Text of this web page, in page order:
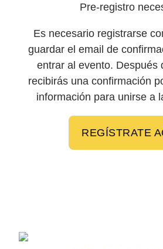
Pre-registro
Es necesario registrarse
guardar el email de
entrar al evento. Después
recibirás una confirmación
información para unirse a
REGÍSTRATE